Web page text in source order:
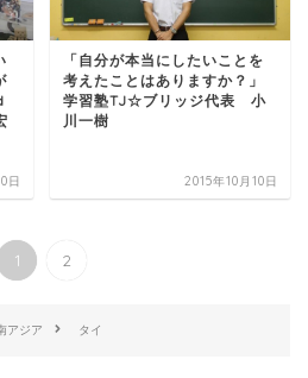
日
「自分が本当にしたいことを
考えたことはありますか？」
学習塾TJ☆ブリッジ代表 小
川一樹
2015年10月10日
1 2
アジア タイ